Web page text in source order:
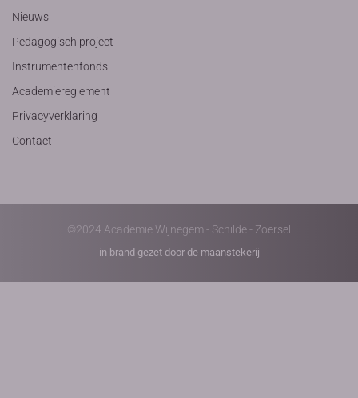
Nieuws
Pedagogisch project
Instrumentenfonds
Academiereglement
Privacyverklaring
Contact
©2024 Academie Wijnegem - Schilde - Zoersel
in brand gezet door de maanstekerij